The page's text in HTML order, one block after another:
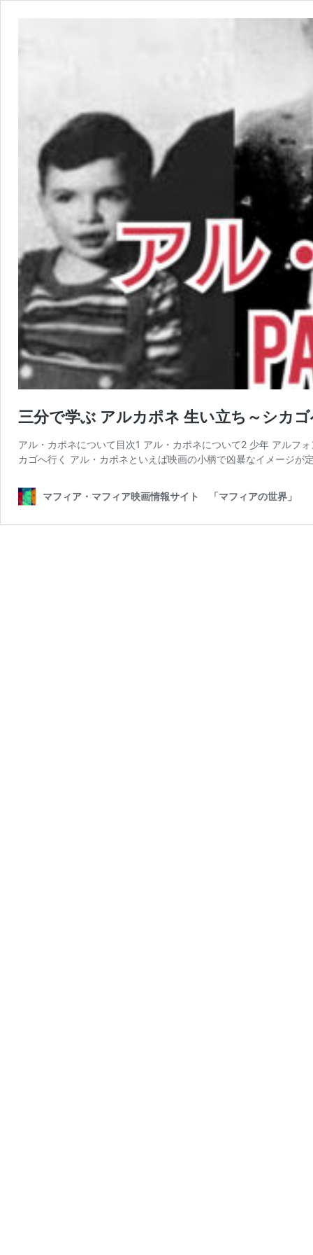
三分で学ぶ アルカポネ 生い立ち～シカ
アル・カポネについて目次1 アル・カポネについて2 少年 アルフ
カゴへ行く アル・カポネといえば映画の小柄で凶暴なイメージが
マフィア・マフィア映画情報サイト 「マフィアの世界」